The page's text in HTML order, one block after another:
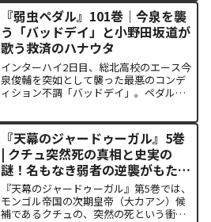
な死」に寄り添うプロの覚悟までが泥臭
く描かれます。「作中の描...
『弱虫ペダル』101巻｜今泉を襲
う「バッドデイ」と小野田坂道が
歌う救済のハナウタ
インターハイ2日目、総北高校のエース今
泉俊輔を突如として襲った最悪のコンデ
ィション不調「バッドデイ」。ペダルを
坂道が選択した驚くべき行動が描かれま
す。科学的な限界や競技...
『天幕のジャードゥーガル』5巻
| クチュ突然死の真相と史実の
謎！名もなき弱者の逆襲がもたら
した歴史の転換点
『天幕のジャードゥーガル』第5巻では、
モンゴル帝国の次期皇帝（大カアン）候
補であるクチュの、突然の死という衝撃